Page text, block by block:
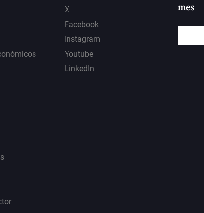
X
Facebook
Instagram
Youtube
LinkedIn
mes